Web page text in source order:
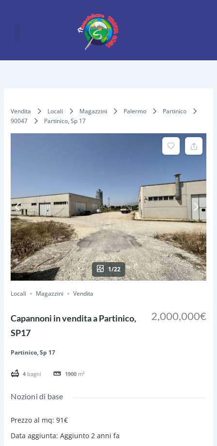
Vendita Locali Magazzini Palermo
Partinico
90047
Partinico, Sp 17
1/22
Locali Magazzini Vendita
Capannoni in vendita a Partinico,
SP17
Partinico, Sp 17
4 bagni 1900 m²
2,000,000€
Nozioni di base
Prezzo al mq: 91€
Data aggiunta: Aggiunto 2 anni fa